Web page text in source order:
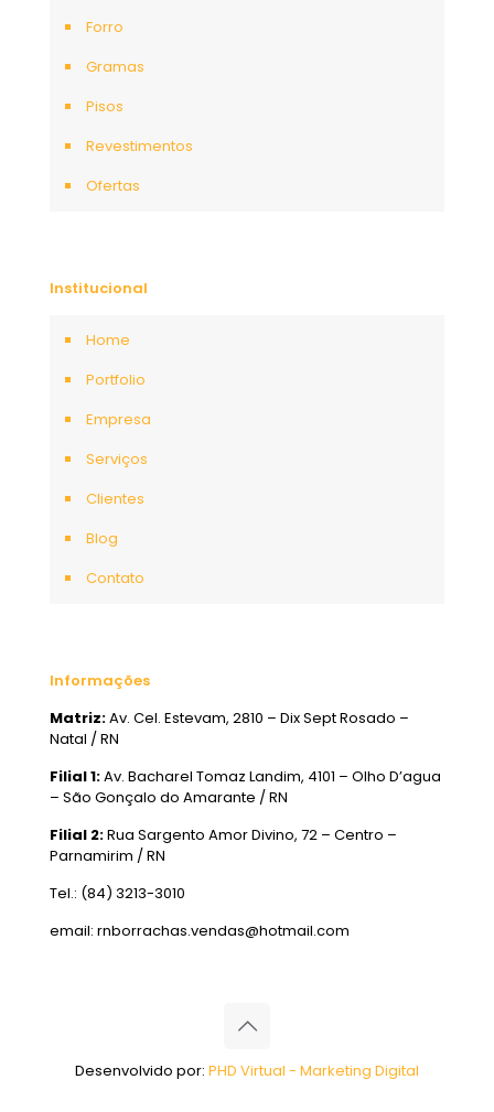
Forro
Gramas
Pisos
Revestimentos
Ofertas
Institucional
Home
Portfolio
Empresa
Serviços
Clientes
Blog
Contato
Informações
Matriz:Av. Cel. Estevam, 2810 – Dix Sept Rosado –
Natal / RN
Filial 1:Av. Bacharel Tomaz Landim, 4101 – Olho D’agua
– São Gonçalo do Amarante / RN
Filial 2:Rua Sargento Amor Divino, 72 – Centro –
Parnamirim / RN
Tel.: (84) 3213-3010
email: rnborrachas.vendas@hotmail.com
Desenvolvido por: PHD Virtual - Marketing Digital